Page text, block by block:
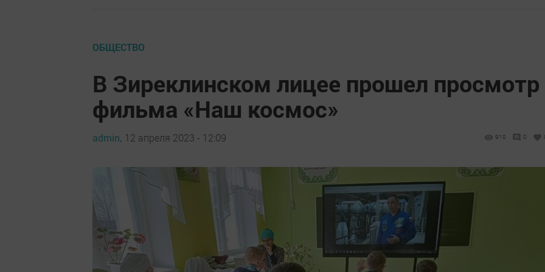
ОБЩЕСТВО
В Зиреклинском лицее прошел просмотр
фильма «Наш космос»
admin, 12 апреля 2023 - 12:09 910 0